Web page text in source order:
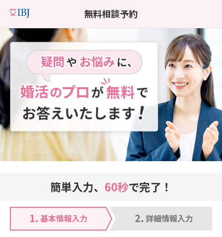
無料相談予約
簡単入力、 60秒で完了！
1. 基本情報入力 2. 詳細情報入力